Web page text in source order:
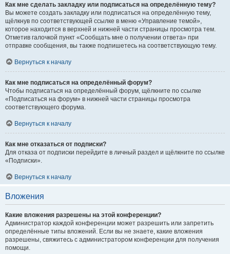
Как мне сделать закладку или подписаться на определённую тему?
Вы можете создать закладку или подписаться на определённую тему,
щёлкнув по соответствующей ссылке в меню «Управление темой»,
которое находится в верхней и нижней части страницы просмотра тем.
Отметив галочкой пункт «Сообщать мне о получении ответа» при
отправке сообщения, вы также подпишетесь на соответствующую тему.
Вернуться к началу
Как мне подписаться на определённый форум?
Чтобы подписаться на определённый форум, щёлкните по ссылке
«Подписаться на форум» в нижней части страницы просмотра
соответствующего форума.
Вернуться к началу
Как мне отказаться от подписки?
Для отказа от подписки перейдите в личный раздел и щёлкните по ссылке
«Подписки».
Вернуться к началу
Вложения
Какие вложения разрешены на этой конференции?
Администратор каждой конференции может разрешить или запретить
определённые типы вложений. Если вы не знаете, какие вложения
разрешены, свяжитесь с администратором конференции для получения
помощи.